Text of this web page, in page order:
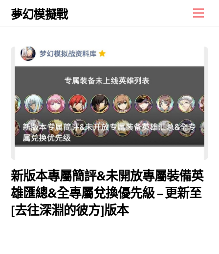
Skip
夢幻模擬戰
新版本專屬簡評&未開放專屬裝備英
雄匯總&全專屬兌換優先級 – 更新至
[去往深淵的彼方]版本